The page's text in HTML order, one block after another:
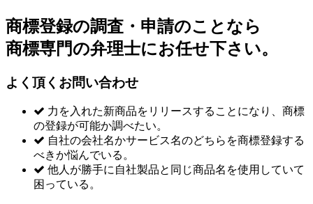
商標登録の調査・申請のことなら
商標専門の弁理士にお任せ下さい。
よく頂くお問い合わせ
力を入れた新商品をリリースすることになり、商標
の登録が可能か調べたい。
自社の会社名かサービス名のどちらを商標登録する
べきか悩んでいる。
他人が勝手に自社製品と同じ商品名を使用していて
困っている。